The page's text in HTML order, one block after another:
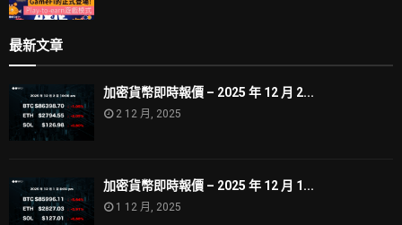
最新文章
加密貨幣即時報價 – 2025 年 12 月 2...
2 12 月, 2025
加密貨幣即時報價 – 2025 年 12 月 1...
1 12 月, 2025